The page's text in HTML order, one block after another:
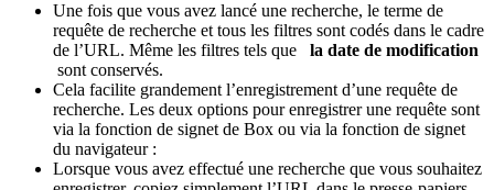
Une fois que vous avez lancé une recherche, le terme de
requête de recherche et tous les filtres sont codés dans le cadre
de l’URL. Même les filtres tels que la date de modification
sont conservés.
Cela facilite grandement l’enregistrement d’une requête de
recherche. Les deux options pour enregistrer une requête sont
via la fonction de signet de Box ou via la fonction de signet
du navigateur :
Lorsque vous avez effectué une recherche que vous souhaitez